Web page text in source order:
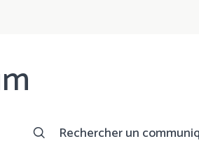
Rechercher un